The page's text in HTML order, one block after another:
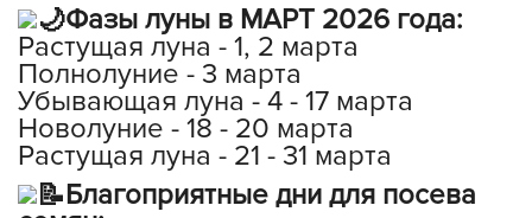
Фазы луны в МАРТ 2026 года:
Растущая луна - 1, 2 марта
Полнолуние - 3 марта
Убывающая луна - 4 - 17 марта
Новолуние - 18 - 20 марта
Растущая луна - 21 - 31 марта
Благоприятные дни для посева